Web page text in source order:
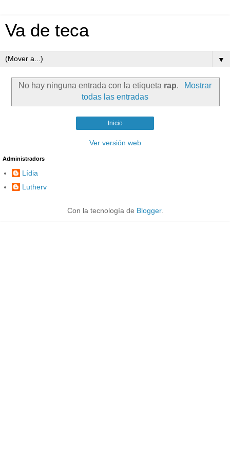
Va de teca
▼
No hay ninguna entrada con la etiqueta rap.
Mostrar
todas las entradas
Inicio
Ver versión web
Administradors
Lídia
Lutherv
Con la tecnología de Blogger.